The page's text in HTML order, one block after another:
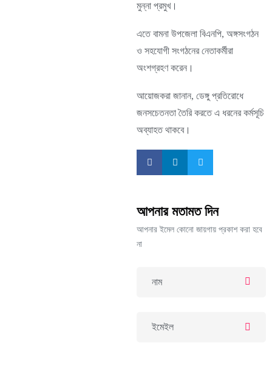
মুন্না প্রমুখ।
এতে বামনা উপজেলা বিএনপি, অঙ্গসংগঠন
ও সহযোগী সংগঠনের নেতাকর্মীরা
অংশগ্রহণ করেন।
আয়োজকরা জানান, ডেঙ্গু প্রতিরোধে
জনসচেতনতা তৈরি করতে এ ধরনের কর্মসূচি
অব্যাহত থাকবে।
আপনার মতামত দিন
আপনার ইমেল কোনো জায়গায় প্রকাশ করা হবে
না